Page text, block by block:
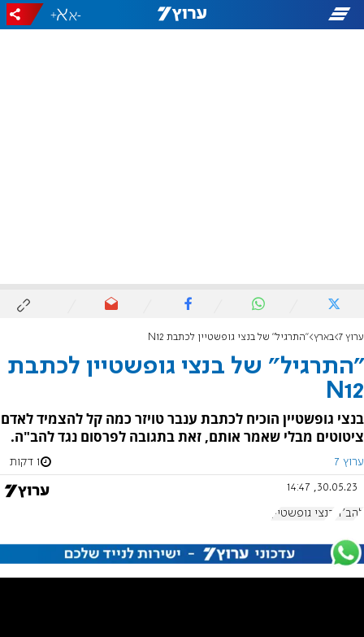
-
+
ערוץ 7 בארץ "התרגיל" של בנצי גופשטיין לכתבת N12
"התרגיל" של בנצי גופשטיין לכתבת
N12
בנצי גופשטיין הוכיח לכתבת ענבר טויזר כמה קל להצמיד לאדם
ציטוטים מבלי שאמר אותם, זאת בתגובה לפרסום נגד להב"ה.
ערוץ 7 1 דקות
30.05.23, 14:47
להב"ה בנצי גופשטיין